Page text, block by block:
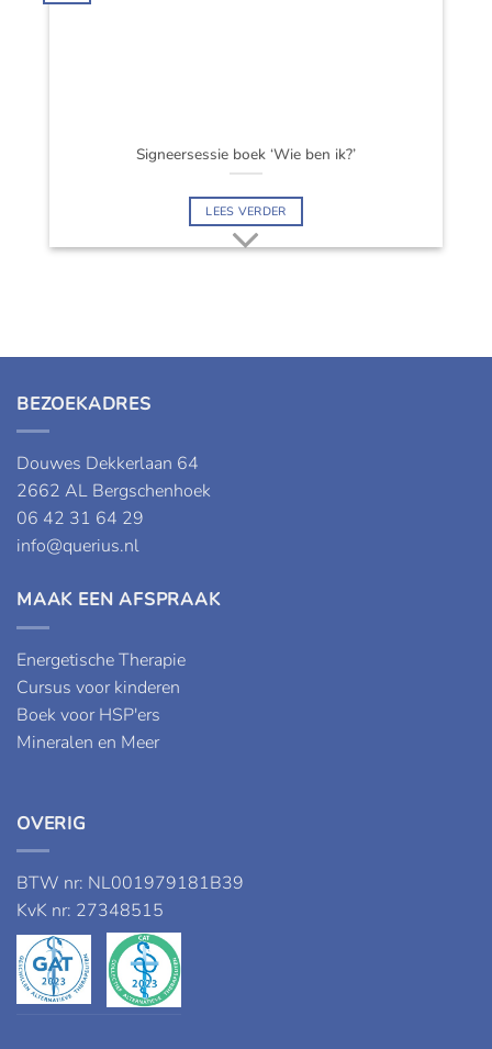
Signeersessie boek ‘Wie ben ik?’
LEES VERDER
BEZOEKADRES
Douwes Dekkerlaan 64
2662 AL Bergschenhoek
06 42 31 64 29
info@querius.nl
MAAK EEN AFSPRAAK
Energetische Therapie
Cursus voor kinderen
Boek voor HSP'ers
Mineralen en Meer
OVERIG
BTW nr: NL001979181B39
KvK nr: 27348515